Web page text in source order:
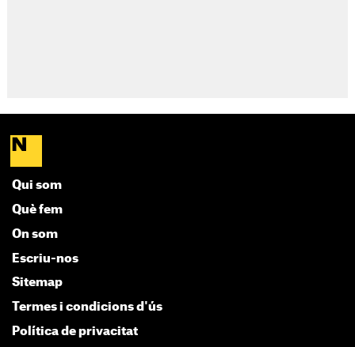
Qui som
Què fem
On som
Escriu-nos
Sitemap
Termes i condicions d'ús
Política de privacitat